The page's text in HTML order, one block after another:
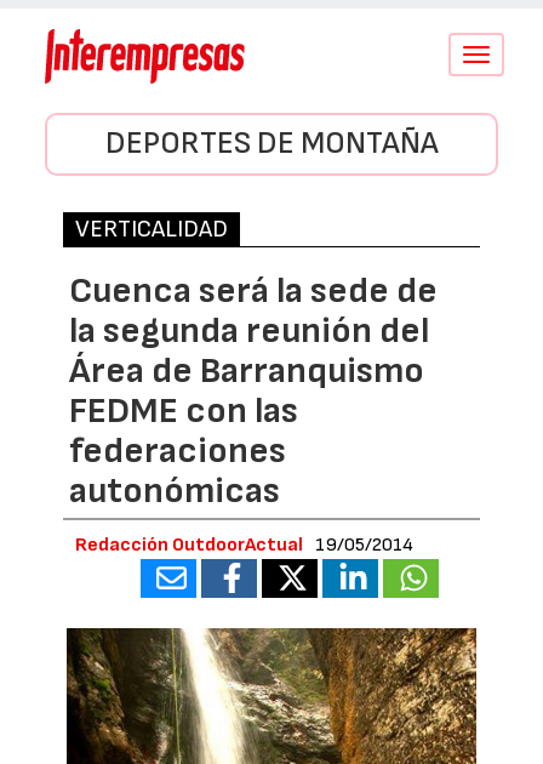
Conmutar
DEPORTES DE MONTAÑA
VERTICALIDAD
Cuenca será la sede de
la segunda reunión del
Área de Barranquismo
FEDME con las
federaciones
autonómicas
Redacción OutdoorActual 19/05/2014